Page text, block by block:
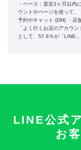
・ベース：直近3ヶ月以内
ウントやページを使って、
予約やチャット (DM) ・店
「よく行くお店のアカウ
として、57.8％が「LINE」
LINE公式
お